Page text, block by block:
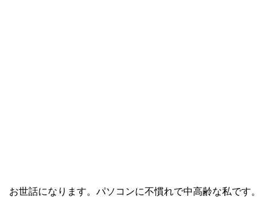
お世話になります。パソコンに不慣れで中高齢な私です。